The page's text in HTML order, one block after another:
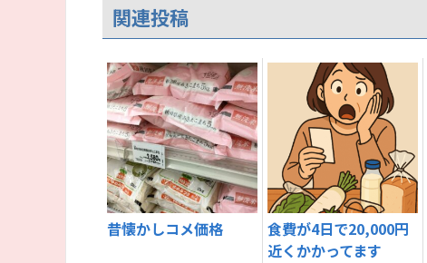
関連投稿
昔懐かしコメ価格
食費が4日で20,000円
近くかかってます